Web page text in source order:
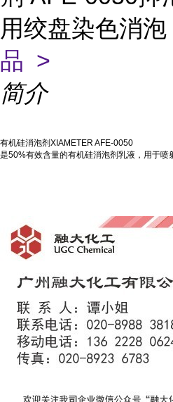
用绞盘染色消泡
品 >
简介
有机硅消泡剂XIAMETER AFE-0050
是50%有效含量的有机硅消泡剂乳液，用于喷